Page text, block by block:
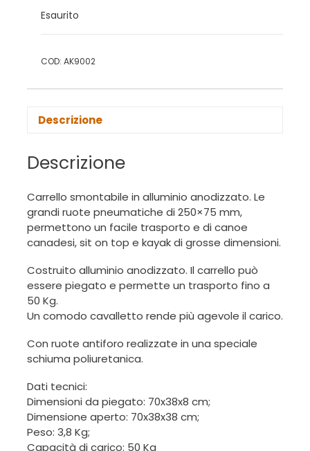
Esaurito
COD: AK9002
Descrizione
Descrizione
Carrello smontabile in alluminio anodizzato. Le
grandi ruote pneumatiche di 250×75 mm,
permettono un facile trasporto e di canoe
canadesi, sit on top e kayak di grosse dimensioni.
Costruito alluminio anodizzato. Il carrello può
essere piegato e permette un trasporto fino a
50 Kg.
Un comodo cavalletto rende più agevole il carico.
Con ruote antiforo realizzate in una speciale
schiuma poliuretanica.
Dati tecnici:
Dimensioni da piegato: 70x38x8 cm;
Dimensione aperto: 70x38x38 cm;
Peso: 3,8 Kg;
Capacità di carico: 50 Kg